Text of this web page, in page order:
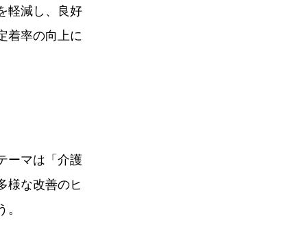
軽減し、良好
着率の向上に
ーマは「介護
様な改善のヒ